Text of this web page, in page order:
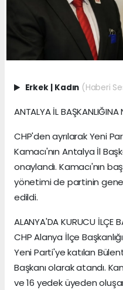
Erkek Kadın (Haberi
ANTALYA İL BAŞKANLIĞINA
CHP'den ayrılarak Yeni
Kamacı'nın Antalya İl
onaylandı. Kamacı'nın
yönetimi de partinin
edildi.
ALANYA'DA KURUCU İLÇE
CHP Alanya İlçe
Yeni Parti'ye katılan
Başkanı olarak atandı.
ve 16 yedek üyeden